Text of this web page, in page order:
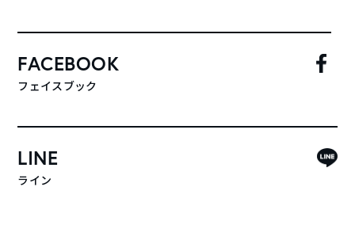
FACEBOOK
フェイスブック
LINE
ライン